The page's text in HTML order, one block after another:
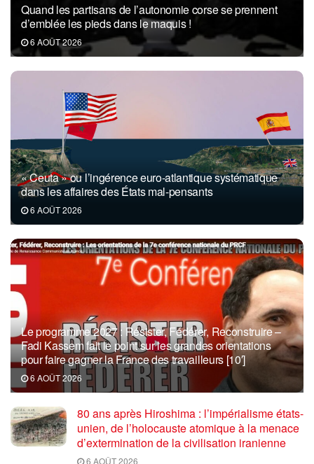
Quand les partisans de l’autonomie corse se prennent
d’emblée les pieds dans le maquis !
6 AOÛT 2026
« Ceuta » ou l’ingérence euro-atlantique systématique
dans les affaires des États mal-pensants
6 AOÛT 2026
Le programme 2027 : Résister, Fédérer, Reconstruire –
Fadi Kassem fait le point sur les grandes orientations
pour faire gagner la France des travailleurs [10′]
6 AOÛT 2026
80 ans après Hiroshima : l’impérialisme états-
unien, de l’holocauste atomique à la menace
d’extermination de la civilisation iranienne
6 AOÛT 2026